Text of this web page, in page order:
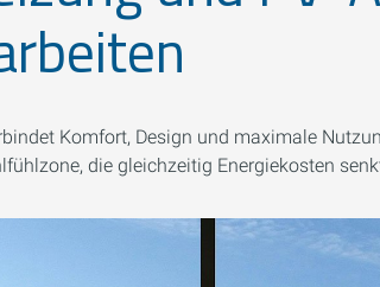
Komfort, Design und maximale
die gleichzeitig Energiekosten